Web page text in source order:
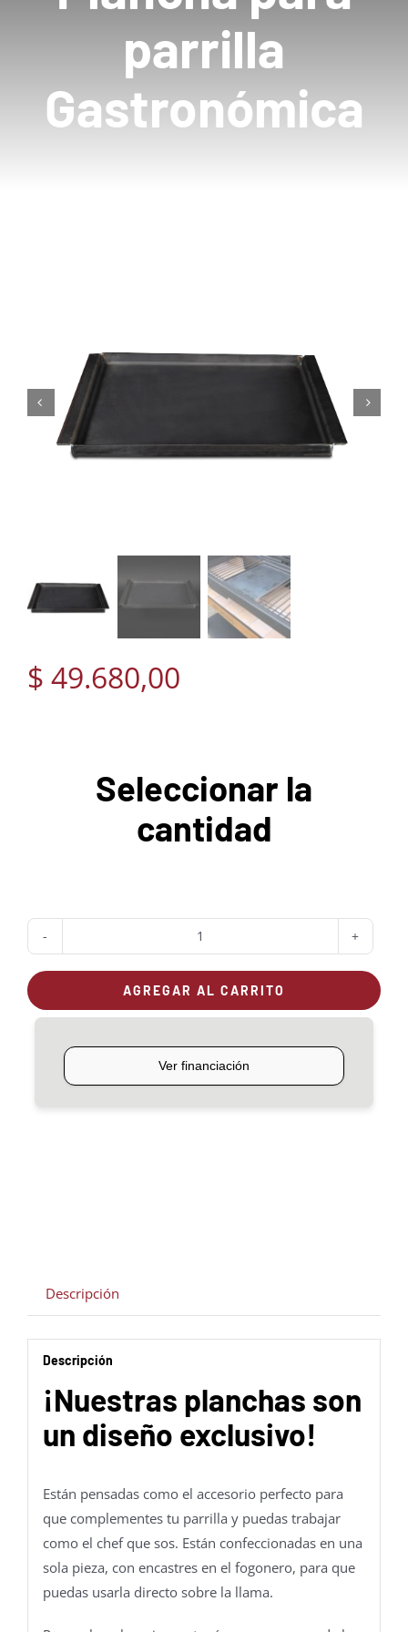
Carrito
parrilla
Gastronómica
$ 49.680,00
Seleccionar la
cantidad
Plancha
para
parrilla
Gastronómica
cantidad
AGREGAR AL CARRITO
Descripción
Descripción
¡Nuestras planchas son
un diseño exclusivo!
Están pensadas como el accesorio perfecto para
que complementes tu parrilla y puedas trabajar
como el chef que sos. Están confeccionadas en una
sola pieza, con encastres en el fogonero, para que
puedas usarla directo sobre la llama.